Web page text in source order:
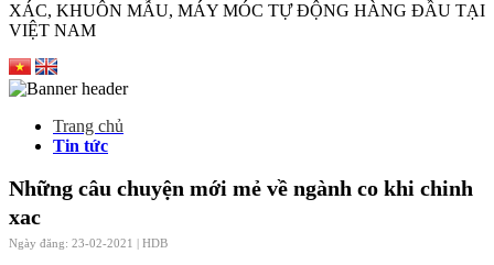
XÁC, KHUÔN MẪU, MÁY MÓC TỰ ĐỘNG HÀNG ĐẦU TẠI
VIỆT NAM
Trang chủ
Tin tức
Những câu chuyện mới mẻ về ngành co khi chinh
xac
Ngày đăng: 23-02-2021 | HDB